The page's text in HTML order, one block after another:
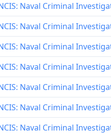
Naval Criminal
Naval Criminal
Naval Criminal
Naval Criminal
Naval Criminal
Naval Criminal
Naval Criminal